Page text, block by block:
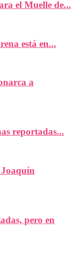
el Muelle de...
está en...
a
reportadas...
pero en